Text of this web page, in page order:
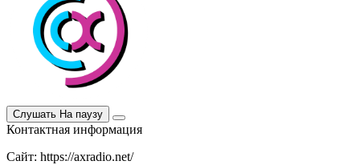
Слушать На паузу
Контактная информация
Сайт: https://axradio.net/